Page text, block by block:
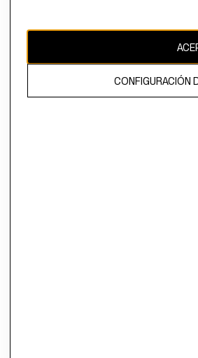
El contenido de esta página web está
CONFIGURACIÓN